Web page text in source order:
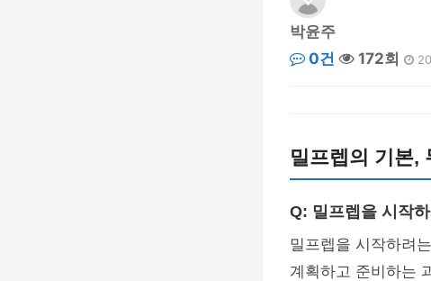
박윤주
0건
172회
밀프렙의 기본,
Q: 밀프렙을 시작
밀프렙을 시작하려
계획하고 준비하는